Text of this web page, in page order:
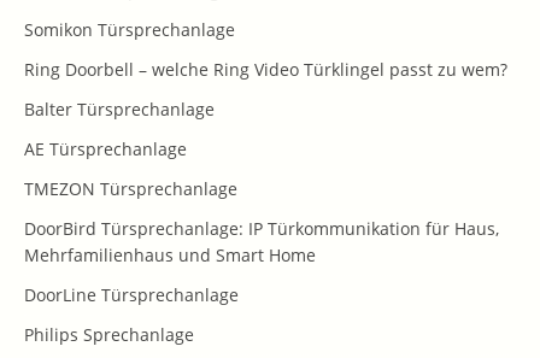
Somikon Türsprechanlage
Ring Doorbell – welche Ring Video Türklingel passt zu wem?
Balter Türsprechanlage
AE Türsprechanlage
TMEZON Türsprechanlage
DoorBird Türsprechanlage: IP Türkommunikation für Haus,
Mehrfamilienhaus und Smart Home
DoorLine Türsprechanlage
Philips Sprechanlage